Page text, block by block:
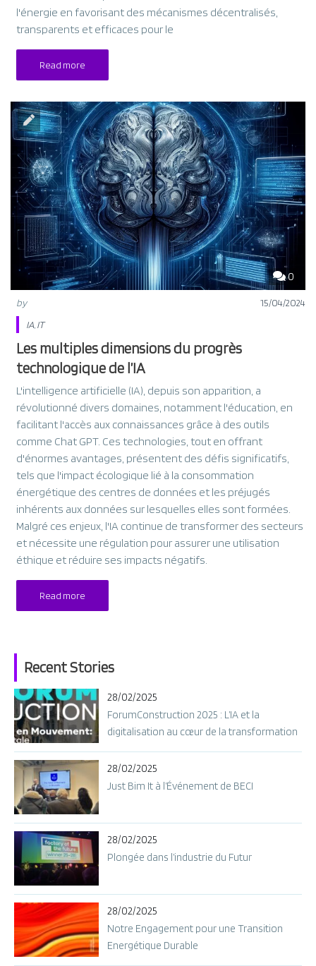
l'énergie en favorisant des mécanismes décentralisés,
transparents et efficaces pour le
Read more
0
by
15/04/2024
IA IT
Les multiples dimensions du progrès
technologique de l’IA
L'intelligence artificielle (IA), depuis son apparition, a
révolutionné divers domaines, notamment l'éducation, en
facilitant l'accès aux connaissances grâce à des outils
comme Chat GPT. Ces technologies, tout en offrant
d'énormes avantages, présentent des défis significatifs,
tels que l'impact écologique lié à la consommation
énergétique des centres de données et les préjugés
inhérents aux données sur lesquelles elles sont formées.
Malgré ces enjeux, l'IA continue de transformer des secteurs
et nécessite une régulation pour assurer une utilisation
éthique et réduire ses impacts négatifs.
Read more
Recent Stories
28/02/2025
ForumConstruction 2025 : L’IA et la
digitalisation au cœur de la transformation
28/02/2025
Just Bim It à l’Événement de BECI
28/02/2025
Plongée dans l’industrie du Futur
28/02/2025
Notre Engagement pour une Transition
Energétique Durable